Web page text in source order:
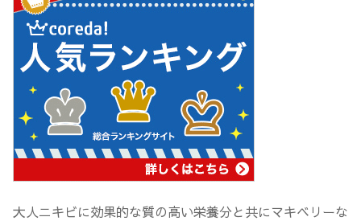
大人ニキビに効果的な質の高い栄養分と共にマキベリーな